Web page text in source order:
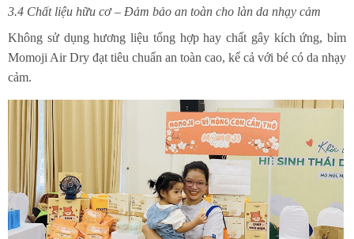
3.4 Chất liệu hữu cơ – Đảm bảo an toàn cho làn da nhạy cảm
Không sử dụng hương liệu tổng hợp hay chất gây kích ứng, bỉm
Momoji Air Dry đạt tiêu chuẩn an toàn cao, kể cả với bé có da nhạy
cảm.